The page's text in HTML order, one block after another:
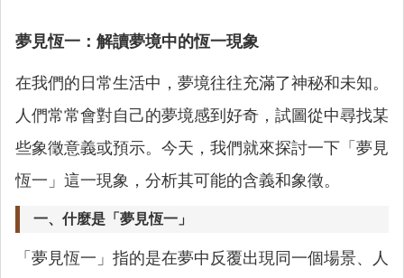
夢見恆一：解讀夢境中的恆一現象
在我們的日常生活中，夢境往往充滿了神秘和未知。
人們常常會對自己的夢境感到好奇，試圖從中尋找某
些象徵意義或預示。今天，我們就來探討一下「夢見
恆一」這一現象，分析其可能的含義和象徵。
一、什麼是「夢見恆一」
「夢見恆一」指的是在夢中反覆出現同一個場景、人